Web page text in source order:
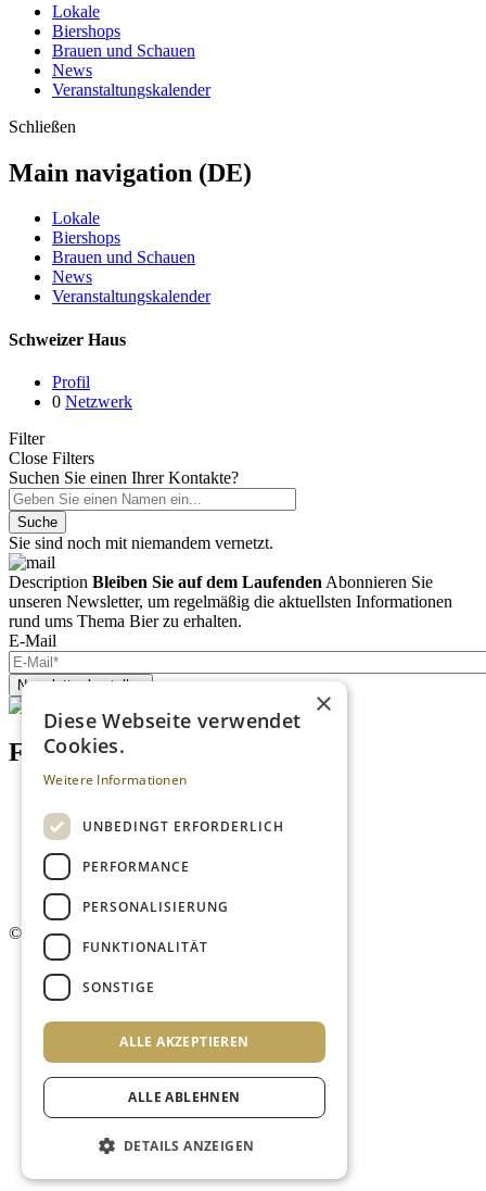
Lokale
Biershops
Brauen und Schauen
News
Veranstaltungskalender
Schließen
Main navigation (DE)
Lokale
Biershops
Brauen und Schauen
News
Veranstaltungskalender
Schweizer Haus
Profil
0 Netzwerk
Filter
Close Filters
Suchen Sie einen Ihrer Kontakte?
Suche
Sie sind noch mit niemandem vernetzt.
Description Bleiben Sie auf dem Laufenden Abonnieren Sie
unseren Newsletter, um regelmäßig die aktuellsten Informationen
rund ums Thema Bier zu erhalten.
E-Mail
Newsletter bestellen
Footer menu (DE)
Impressum
Kontakt
Mediadaten
AGB
Newsletter
© 2026. Alle Rechte vorbehalten.
×
Diese Webseite verwendet
Cookies.
Weitere Informationen
UNBEDINGT ERFORDERLICH
PERFORMANCE
PERSONALISIERUNG
FUNKTIONALITÄT
SONSTIGE
ALLE AKZEPTIEREN
ALLE ABLEHNEN
DETAILS ANZEIGEN